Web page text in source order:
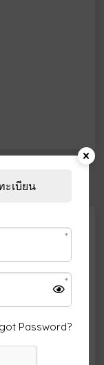
ะเบียน
Password?